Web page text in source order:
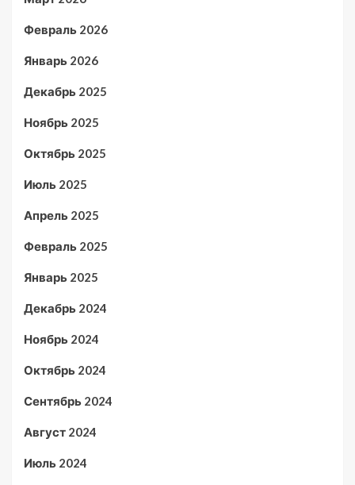
Февраль 2026
Январь 2026
Декабрь 2025
Ноябрь 2025
Октябрь 2025
Июль 2025
Апрель 2025
Февраль 2025
Январь 2025
Декабрь 2024
Ноябрь 2024
Октябрь 2024
Сентябрь 2024
Август 2024
Июль 2024